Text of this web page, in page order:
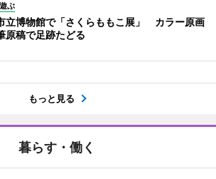
ぶ
立博物館で「さくらももこ展」 カラー原画
原稿で足跡たどる
もっと見る
暮らす・働く